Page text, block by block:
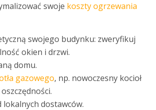
swoje koszty ogrzewania
swojego budynku: zweryfikuj
okien i drzwi.
domu.
gazowego, np. nowoczesny kocioł
dostawców.